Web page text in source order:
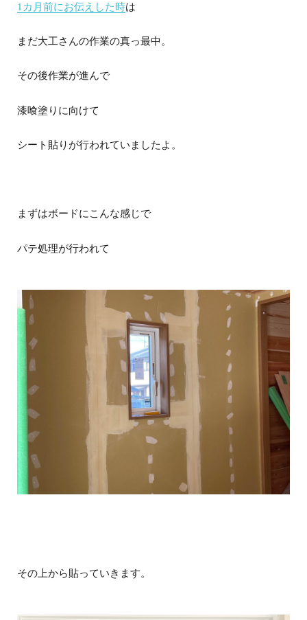
1カ月前にお伝えした時は
まだ大工さんの作業の真っ最中。
その後作業が進んで
漆喰塗りに向けて
シート貼りが行われていましたよ。
まずはボードにこんな感じで
パテ処理が行われて
その上から貼っていきます。